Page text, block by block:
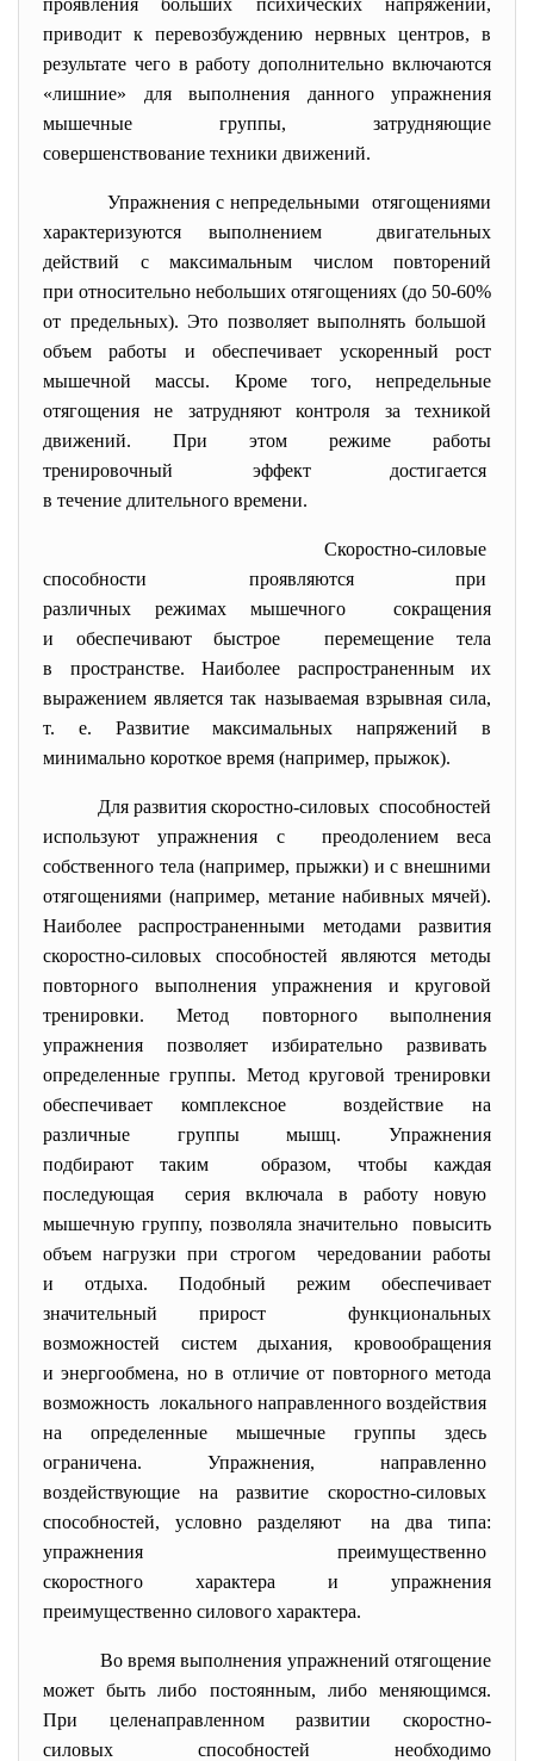
проявления больших психических напряжений,
приводит к перевозбуждению нервных центров, в
результате чего в работу дополнительно включаются
«лишние» для выполнения данного упражнения
мышечные группы, затрудняющие
совершенствование техники движений.
Упражнения с непредельными отягощениями
характеризуются выполнением двигательных
действий с максимальным числом повторений
при относительно небольших отягощениях (до 50-60%
от предельных). Это позволяет выполнять большой
объем работы и обеспечивает ускоренный рост
мышечной массы. Кроме того, непредельные
отягощения не затрудняют контроля за техникой
движений. При этом режиме работы
тренировочный эффект достигается
в течение длительного времени.
Скоростно-силовые
способности проявляются при
различных режимах мышечного сокращения
и обеспечивают быстрое перемещение тела
в пространстве. Наиболее распространенным их
выражением является так называемая взрывная сила,
т. е. Развитие максимальных напряжений в
минимально короткое время (например, прыжок).
Для развития скоростно-силовых способностей
используют упражнения с преодолением веса
собственного тела (например, прыжки) и с внешними
отягощениями (например, метание набивных мячей).
Наиболее распространенными методами развития
скоростно-силовых способностей являются методы
повторного выполнения упражнения и круговой
тренировки. Метод повторного выполнения
упражнения позволяет избирательно развивать
определенные группы. Метод круговой тренировки
обеспечивает комплексное воздействие на
различные группы мышц. Упражнения
подбирают таким образом, чтобы каждая
последующая серия включала в работу новую
мышечную группу, позволяла значительно повысить
объем нагрузки при строгом чередовании работы
и отдыха. Подобный режим обеспечивает
значительный прирост функциональных
возможностей систем дыхания, кровообращения
и энергообмена, но в отличие от повторного метода
возможность локального направленного воздействия
на определенные мышечные группы здесь
ограничена. Упражнения, направленно
воздействующие на развитие скоростно-силовых
способностей, условно разделяют на два типа:
упражнения преимущественно
скоростного характера и упражнения
преимущественно силового характера.
Во время выполнения упражнений отягощение
может быть либо постоянным, либо меняющимся.
При целенаправленном развитии скоростно-
силовых способностей необходимо